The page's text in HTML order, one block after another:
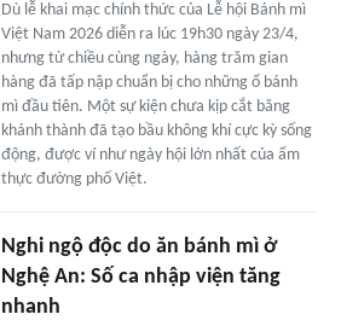
Dù lễ khai mạc chính thức của Lễ hội Bánh mì
Việt Nam 2026 diễn ra lúc 19h30 ngày 23/4,
nhưng từ chiều cùng ngày, hàng trăm gian
hàng đã tấp nập chuẩn bị cho những ổ bánh
mì đầu tiên. Một sự kiện chưa kịp cắt băng
khánh thành đã tạo bầu không khí cực kỳ sống
động, được ví như ngày hội lớn nhất của ẩm
thực đường phố Việt.
Nghi ngộ độc do ăn bánh mì ở
Nghệ An: Số ca nhập viện tăng
nhanh